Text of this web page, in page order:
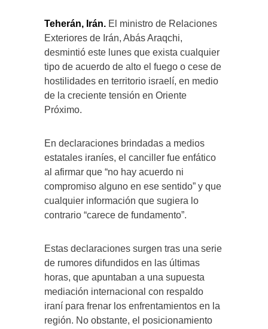
Teherán, Irán. El ministro de Relaciones
Exteriores de Irán, Abás Araqchi,
desmintió este lunes que exista cualquier
tipo de acuerdo de alto el fuego o cese de
hostilidades en territorio israelí, en medio
de la creciente tensión en Oriente
Próximo.
En declaraciones brindadas a medios
estatales iraníes, el canciller fue enfático
al afirmar que “no hay acuerdo ni
compromiso alguno en ese sentido” y que
cualquier información que sugiera lo
contrario “carece de fundamento”.
Estas declaraciones surgen tras una serie
de rumores difundidos en las últimas
horas, que apuntaban a una supuesta
mediación internacional con respaldo
iraní para frenar los enfrentamientos en la
región. No obstante, el posicionamiento